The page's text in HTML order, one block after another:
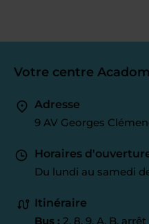
Votre centre
Adresse
9 AV Georges
Horaires
Du lundi au samedi
Itinéraire
Bus : 2, 8, 9, A, B,